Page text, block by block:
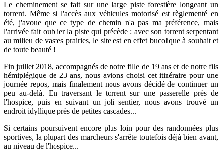
Le cheminement se fait sur une large piste forestière longeant un
torrent. Même si l'accès aux véhicules motorisé est règlementé en
été, j'avoue que ce type de chemin n'a pas ma préférence, mais
l'arrivée fait oublier la piste qui précède : avec son torrent serpentant
au milieu de vastes prairies, le site est en effet bucolique à souhait et
de toute beauté !
Fin juillet 2018, accompagnés de notre fille de 19 ans et de notre fils
hémiplégique de 23 ans, nous avions choisi cet itinéraire pour une
journée repos, mais finalement nous avons décidé de continuer un
peu au-delà. En traversant le torrent sur une passerelle près de
l'hospice, puis en suivant un joli sentier, nous avons trouvé un
endroit idyllique près de petites cascades...
Si certains poursuivent encore plus loin pour des randonnées plus
sportives, la plupart des marcheurs s'arrête toutefois déjà bien avant,
au niveau de l'hospice...